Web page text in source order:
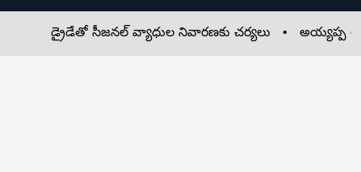
డ్రైడేతో సీజనల్ వ్యాధుల నివారణకు చర్యలు •అయ్యప్ప ఆలయంలో